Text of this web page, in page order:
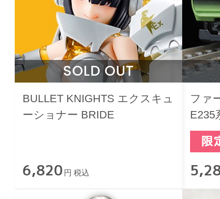
SOLD OUT
BULLET KNIGHTS エクスキュ
ーショナー BRIDE
6,820 円 税込
ファ
E235
ス ラ